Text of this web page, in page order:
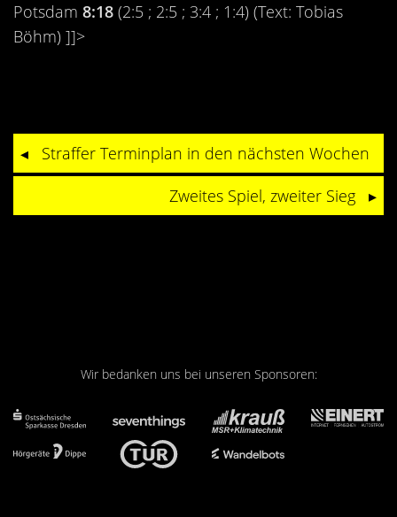
Potsdam 8:18 (2:5 ; 2:5 ; 3:4 ; 1:4) (Text: Tobias
Böhm) ]]>
Straffer Terminplan in den nächsten Wochen
Zweites Spiel, zweiter Sieg
Wir bedanken uns bei unseren Sponsoren: